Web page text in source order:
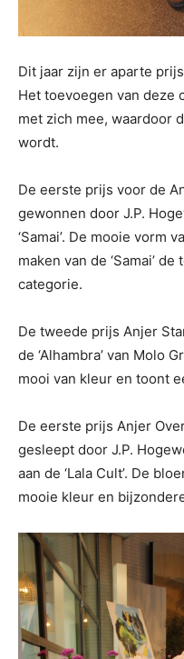
Dit jaar zijn er aparte
Het toevoegen van deze
met zich mee, waardoor
wordt.
De eerste prijs voor de
gewonnen door J.P.
‘Samai’. De mooie vorm
maken van de ‘Samai’
categorie.
De tweede prijs Anjer
de ‘Alhambra’ van Molo
mooi van kleur en toont
De eerste prijs Anjer
gesleept door J.P.
aan de ‘Lala Cult’. De
mooie kleur en